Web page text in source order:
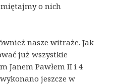
o nich
nasze witraże. Jak
już wszystkie
Janem Pawłem II i 4
jeszcze w